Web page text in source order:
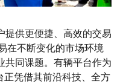
提供更便捷、高效的交易
在不断变化的市场环境
共同课题。有辆平台作为
正凭借其前沿科技、全方